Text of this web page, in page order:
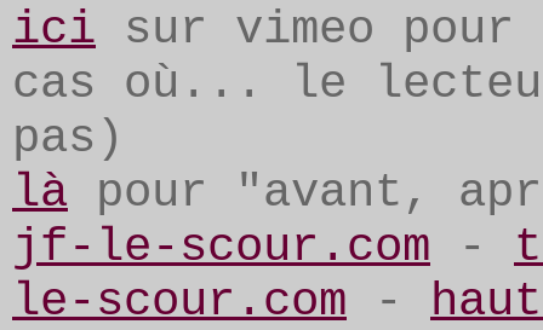
ici sur vimeo
cas où... le
pas)
là pour "avant,
jf-le-scour.com -
le-scour.com -